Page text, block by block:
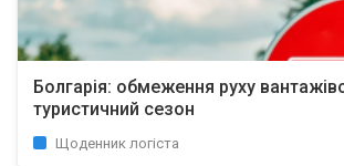
Болгарія: обмеження руху
туристичний сезон
Щоденник логіста